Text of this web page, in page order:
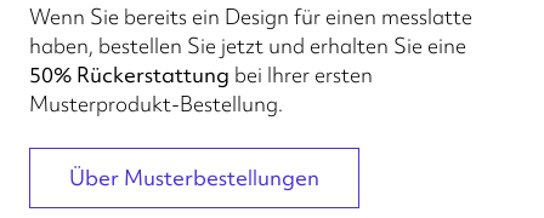
Wenn Sie bereits ein Design für einen messlatte
haben, bestellen Sie jetzt und erhalten Sie eine
50% Rückerstattung bei Ihrer ersten
Musterprodukt-Bestellung.
Über Musterbestellungen